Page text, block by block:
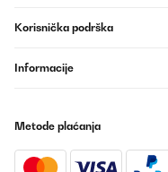
Amazon-Benutzer
Korisnička podrška
Informacije
Metode plaćanja